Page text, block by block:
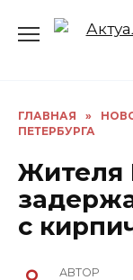
ГЛАВНАЯ »
ПЕТЕРБУРГА
Жителя
с
АВТОР